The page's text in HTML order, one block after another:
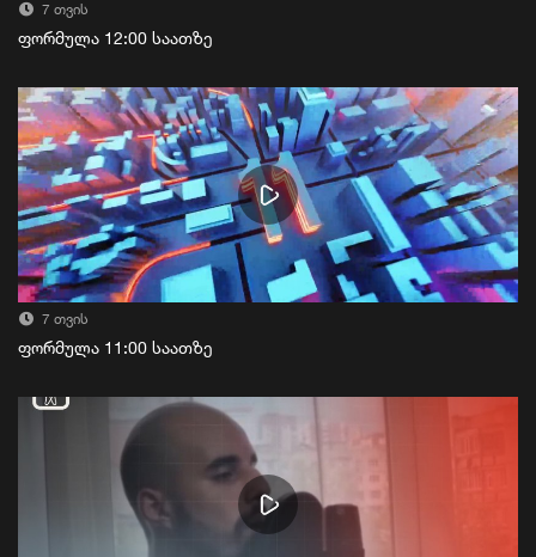
7 თვის
ფორმულა 12:00 საათზე
7 თვის
ფორმულა 11:00 საათზე